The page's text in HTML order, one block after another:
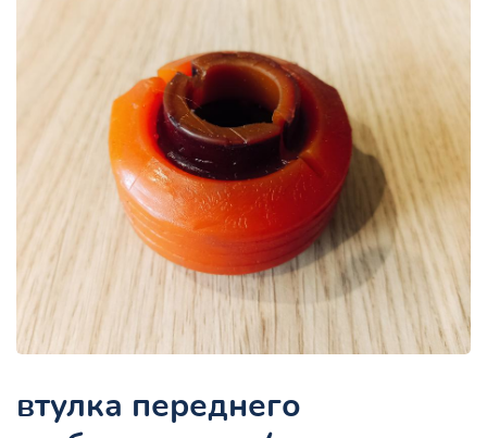
втулка переднего